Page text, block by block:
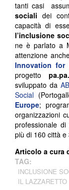
tanti casi
socialidei
capacità di
l’inclusione
ne è parlato a
attenzione
Innovation for
progetto
sviluppato da
Social
Europe;
organizzazioni
professionale
più di 160 città
Articolo a cura
TAG:
INCLUSIONE
IL LAZZARETTO